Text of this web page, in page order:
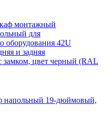
монтажный
для
оборудования 42U
и задняя
замком, цвет черный (RAL
напольный 19-дюймовый,